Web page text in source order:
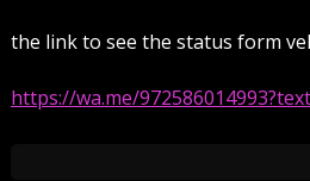
the link to see the status form
https://wa.me/